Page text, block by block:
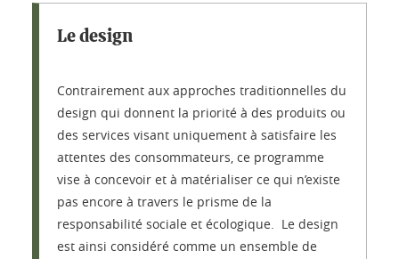
Le design
Contrairement aux approches traditionnelles du
design qui donnent la priorité à des produits ou
des services visant uniquement à satisfaire les
attentes des consommateurs, ce programme
vise à concevoir et à matérialiser ce qui n’existe
pas encore à travers le prisme de la
responsabilité sociale et écologique. Le design
est ainsi considéré comme un ensemble de